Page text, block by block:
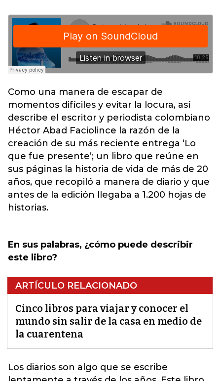
Como una manera de escapar de
momentos difíciles y evitar la locura, así
describe el escritor y periodista colombiano
Héctor Abad Faciolince la razón de la
creación de su más reciente entrega ‘Lo
que fue presente’; un libro que reúne en
sus páginas la historia de vida de más de 20
años, que recopiló a manera de diario y que
antes de la edición llegaba a 1.200 hojas de
historias.
En sus palabras, ¿cómo puede describir
este libro?
ARTÍCULO RELACIONADO
Cinco libros para viajar y conocer el
mundo sin salir de la casa en medio de
la cuarentena
Los diarios son algo que se escribe